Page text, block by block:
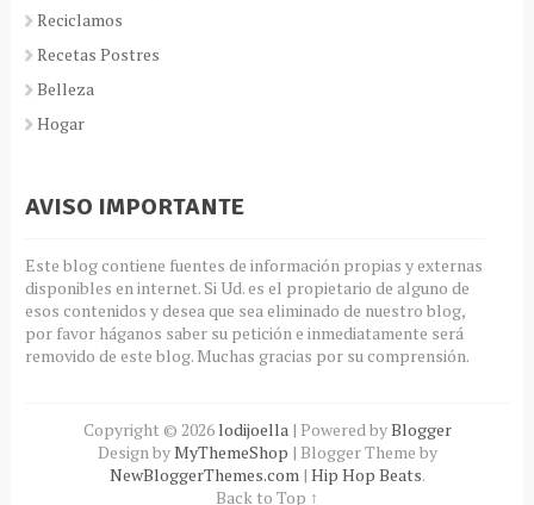
Reciclamos
Recetas Postres
Belleza
Hogar
AVISO IMPORTANTE
Este blog contiene fuentes de información propias y externas
disponibles en internet. Si Ud. es el propietario de alguno de
esos contenidos y desea que sea eliminado de nuestro blog,
por favor háganos saber su petición e inmediatamente será
removido de este blog. Muchas gracias por su comprensión.
Copyright © 2026 lodijoella| Powered byBlogger
Design byMyThemeShop | Blogger Theme by
NewBloggerThemes.com| Hip Hop Beats.
Back to Top ↑